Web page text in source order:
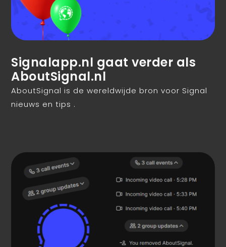
Signalapp.nl gaat verder als
AboutSignal.nl
AboutSignal is de wereldwijde bron voor Signal
nieuws en tips .